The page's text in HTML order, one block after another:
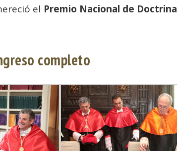
el Premio Nacional de Doctrina
completo